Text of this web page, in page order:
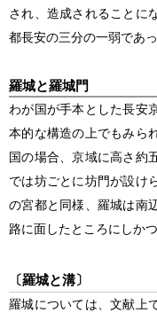
され、造成されることに
都長安の三分の一弱であっ
羅城と羅城門
わが国が手本とした長安
本的な構造の上でもみら
国の場合、京域に高さ約
では坊ごとに坊門が設け
の宮都と同様、羅城は南
路に面したところにしか
〔羅城と溝〕
羅城については、文献上